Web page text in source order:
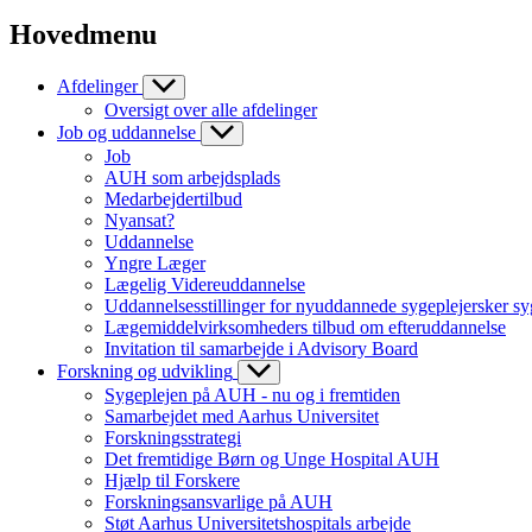
Hovedmenu
Afdelinger
Oversigt over alle afdelinger
Job og uddannelse
Job
AUH som arbejdsplads
Medarbejdertilbud
Nyansat?
Uddannelse
Yngre Læger
Lægelig Videreuddannelse
Uddannelsesstillinger for nyuddannede sygeplejersker
Lægemiddelvirksomheders tilbud om efteruddannelse
Invitation til samarbejde i Advisory Board
Forskning og udvikling
Sygeplejen på AUH - nu og i fremtiden
Samarbejdet med Aarhus Universitet
Forskningsstrategi
Det fremtidige Børn og Unge Hospital AUH
Hjælp til Forskere
Forskningsansvarlige på AUH
Støt Aarhus Universitetshospitals arbejde